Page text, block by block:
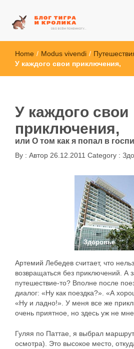
Блог Тигра и
Home / Modus vivendi /
У каждого свои приключения,
У каждого свои
приключения,
или О том как я попал в
By : Автор 26.12.2011 Category :
Здоровье
Артемий Лебедев считает, что
возвращаться без приключений. А
путешествие-то? Вполне после
диалог: «Ну как поездка?». «А
«Ну и ладно!». У меня все же
очень приятное, но здесь уж не
Гуляя по Паттае, я выбрал
осмотра). Это высокое место,